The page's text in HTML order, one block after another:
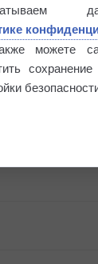
можете